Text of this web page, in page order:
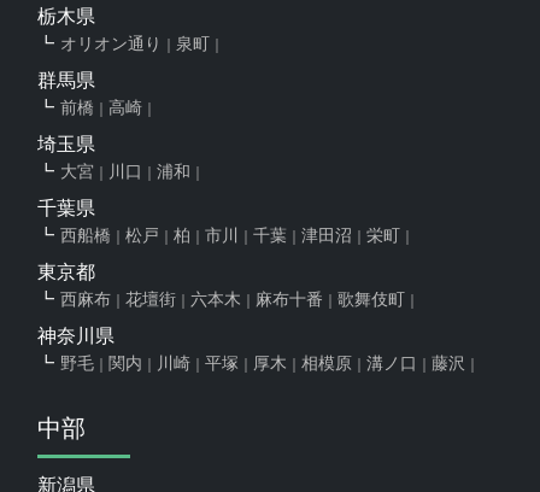
栃木県
オリオン通り 泉町
群馬県
前橋 高崎
埼玉県
大宮 川口 浦和
千葉県
西船橋 松戸 柏 市川 千葉 津田沼 栄町
東京都
西麻布 花壇街 六本木 麻布十番 歌舞伎町
神奈川県
野毛 関内 川崎 平塚 厚木 相模原 溝ノ口 藤沢
中部
新潟県